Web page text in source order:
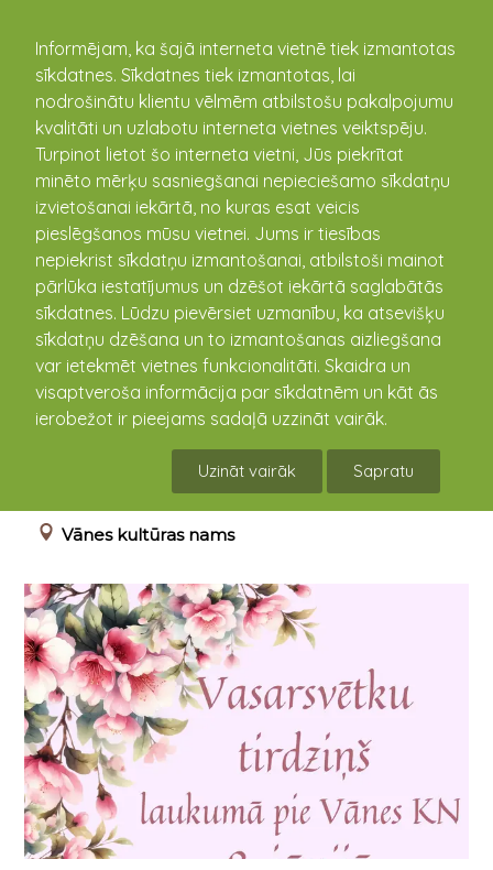
Informējam, ka šajā interneta vietnē tiek izmantotas
sīkdatnes. Sīkdatnes tiek izmantotas, lai
nodrošinātu klientu vēlmēm atbilstošu pakalpojumu
kvalitāti un uzlabotu interneta vietnes veiktspēju.
Turpinot lietot šo interneta vietni, Jūs piekrītat
minēto mērķu sasniegšanai nepieciešamo sīkdatņu
izvietošanai iekārtā, no kuras esat veicis
pieslēgšanos mūsu vietnei. Jums ir tiesības
nepiekrist sīkdatņu izmantošanai, atbilstoši mainot
pārlūka iestatījumus un dzēšot iekārtā saglabātās
sīkdatnes. Lūdzu pievērsiet uzmanību, ka atsevišķu
sīkdatņu dzēšana un to izmantošanas aizliegšana
var ietekmēt vietnes funkcionalitāti. Skaidra un
visaptveroša informācija par sīkdatnēm un kāt ās
ierobežot ir pieejams sadaļā uzzināt vairāk.
Uzināt vairāk Sapratu
kandava.lv
PASĀKUMU
KALENDĀRS
Vasarsvētku tirdziņš
Vānes kultūras nams